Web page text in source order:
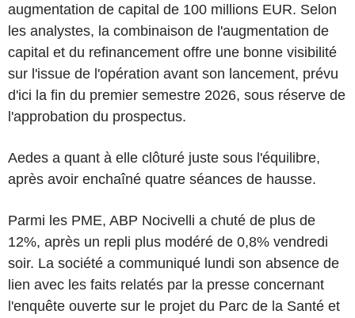
augmentation de capital de 100 millions EUR. Selon
les analystes, la combinaison de l'augmentation de
capital et du refinancement offre une bonne visibilité
sur l'issue de l'opération avant son lancement, prévu
d'ici la fin du premier semestre 2026, sous réserve de
l'approbation du prospectus.
Aedes a quant à elle clôturé juste sous l'équilibre,
après avoir enchaîné quatre séances de hausse.
Parmi les PME, ABP Nocivelli a chuté de plus de
12%, après un repli plus modéré de 0,8% vendredi
soir. La société a communiqué lundi son absence de
lien avec les faits relatés par la presse concernant
l'enquête ouverte sur le projet du Parc de la Santé et